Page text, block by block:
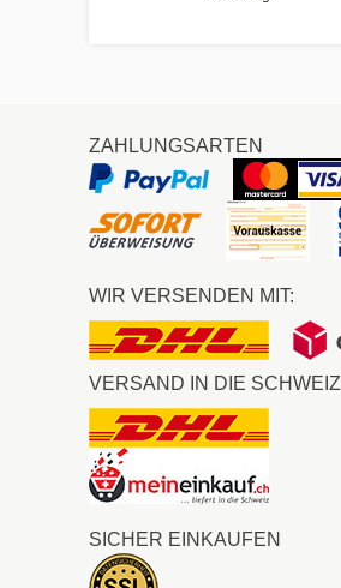
ZAHLUNGSARTEN
WIR VERSENDEN MIT:
VERSAND IN DIE SCHWEIZ
SICHER EINKAUFEN